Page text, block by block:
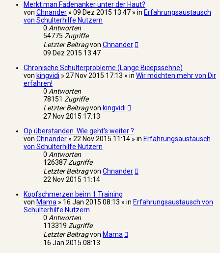
Merkt man Fadenanker unter der Haut?
von Chnander » 09 Dez 2015 13:47 » in Erfahrungsaustausch
von Schulterhilfe Nutzern
0 Antworten
54775 Zugriffe
Letzter Beitragvon Chnander
09 Dez 2015 13:47
Chronische Schulterprobleme (Lange Bicepssehne)
von kingvidi » 27 Nov 2015 17:13 » in Wir möchten mehr von Dir
erfahren!
0 Antworten
78151 Zugriffe
Letzter Beitragvon kingvidi
27 Nov 2015 17:13
Op überstanden .Wie geht's weiter ?
von Chnander » 22 Nov 2015 11:14 » in Erfahrungsaustausch
von Schulterhilfe Nutzern
0 Antworten
126387Zugriffe
Letzter Beitragvon Chnander
22 Nov 2015 11:14
Kopfschmerzen beim 1.Training
von Mama » 16 Jan 2015 08:13 » in Erfahrungsaustausch von
Schulterhilfe Nutzern
0 Antworten
113319 Zugriffe
Letzter Beitragvon Mama
16 Jan 2015 08:13